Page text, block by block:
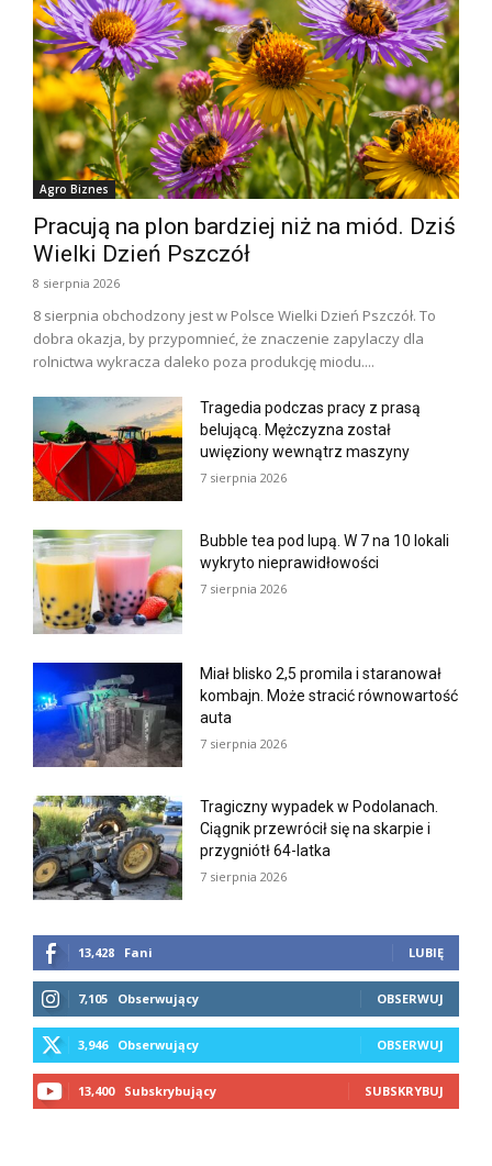
Agro Biznes
Pracują na plon bardziej niż na miód. Dziś
Wielki Dzień Pszczół
8 sierpnia 2026
8 sierpnia obchodzony jest w Polsce Wielki Dzień Pszczół. To
dobra okazja, by przypomnieć, że znaczenie zapylaczy dla
rolnictwa wykracza daleko poza produkcję miodu....
Tragedia podczas pracy z prasą
belującą. Mężczyzna został
uwięziony wewnątrz maszyny
7 sierpnia 2026
Bubble tea pod lupą. W 7 na 10 lokali
wykryto nieprawidłowości
7 sierpnia 2026
Miał blisko 2,5 promila i staranował
kombajn. Może stracić równowartość
auta
7 sierpnia 2026
Tragiczny wypadek w Podolanach.
Ciągnik przewrócił się na skarpie i
przygniótł 64-latka
7 sierpnia 2026
13,428 Fani LUBIĘ
7,105 Obserwujący OBSERWUJ
3,946 Obserwujący OBSERWUJ
13,400 Subskrybujący SUBSKRYBUJ